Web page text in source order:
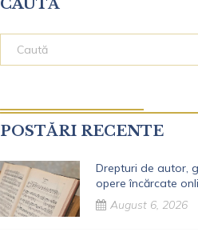
CAUTĂ
POSTĂRI RECENTE
Drepturi de autor,
opere încărcate
August 6, 2026